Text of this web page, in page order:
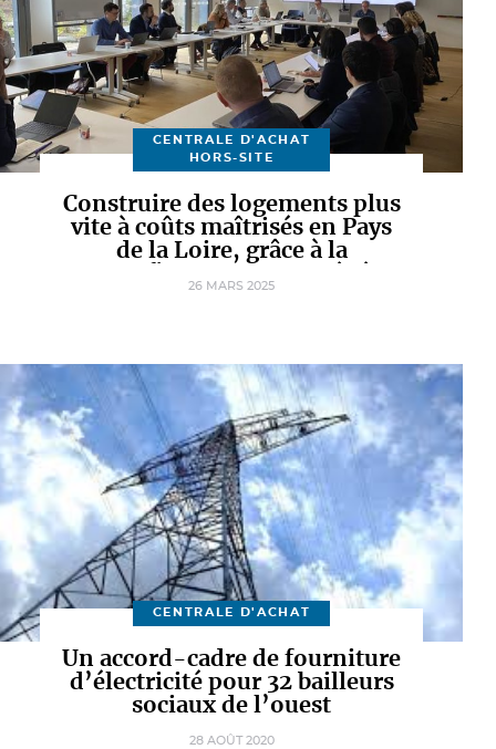
CENTRALE D'ACHAT
HORS-SITE
Construire des logements plus
vite à coûts maîtrisés en Pays
de la Loire, grâce à la
26 MARS 2025
CENTRALE D'ACHAT
Un accord-cadre de fourniture
d’électricité pour 32 bailleurs
sociaux de l’ouest
28 AOÛT 2020